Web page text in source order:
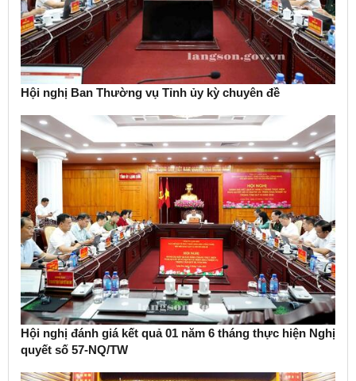
Hội nghị Ban Thường vụ Tỉnh ủy kỳ chuyên đề
Hội nghị đánh giá kết quả 01 năm 6 tháng thực hiện Nghị
quyết số 57-NQ/TW